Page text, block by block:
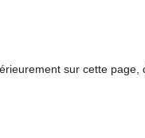
sur cette page,